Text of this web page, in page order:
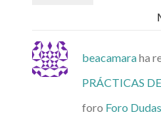
beacamaraha
PRÁCTICAS
foro Foro